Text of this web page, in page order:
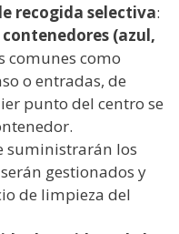
recogida selectiva:
(azul,
comunes como
o entradas, de
punto del centro se
suministrarán los
gestionados y
de limpieza del